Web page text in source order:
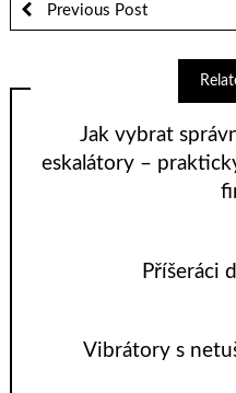
Previous Post
Jak vybrat
eskalátory –
Příšeráci
Vibrátory s